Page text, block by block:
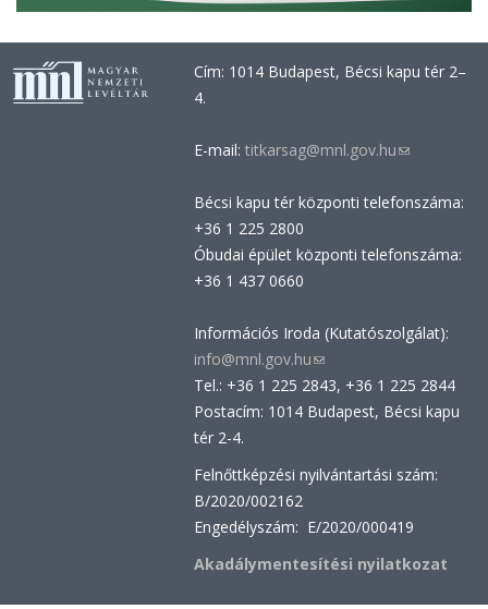
Cím: 1014 Budapest, Bécsi kapu tér 2–
4.
E-mail: titkarsag@mnl.gov.hu(link
e-
Bécsi kapu tér központi telefonszáma:
+36 1 225 2800
Óbudai épület központi telefonszáma:
+36 1 437 0660
Információs Iroda (Kutatószolgálat):
info@mnl.gov.hu(link
sends
e-
Tel.: +36 1 225 2843, +36 1 225 2844
Postacím: 1014 Budapest, Bécsi kapu
tér 2-4.
Felnőttképzési nyilvántartási szám:
B/2020/002162
Engedélyszám: E/2020/000419
Akadálymentesítési nyilatkozat